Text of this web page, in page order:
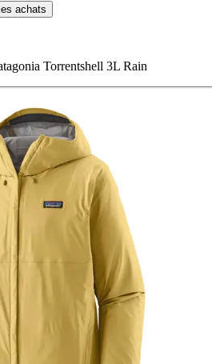
achats
Torrentshell 3L Rain